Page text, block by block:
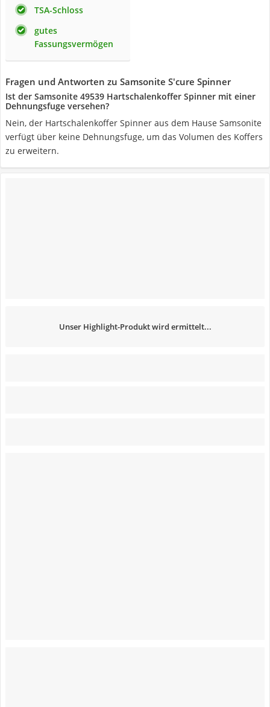
TSA-Schloss
gutes
Fassungsvermögen
Fragen und Antworten zu Samsonite S'cure Spinner
Ist der Samsonite 49539 Hartschalenkoffer Spinner mit einer
Dehnungsfuge versehen?
Nein, der Hartschalenkoffer Spinner aus dem Hause Samsonite
verfügt über keine Dehnungsfuge, um das Volumen des Koffers
zu erweitern.
Unser Highlight-Produkt wird ermittelt...